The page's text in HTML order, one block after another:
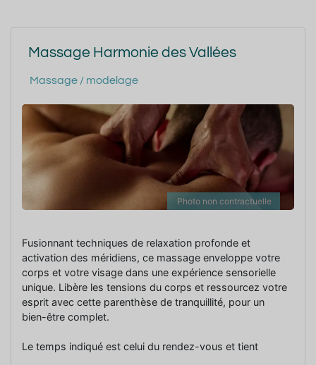
Massage Harmonie des Vallées
Massage / modelage
Photo non contractuelle
Fusionnant techniques de relaxation profonde et
activation des méridiens, ce massage enveloppe votre
corps et votre visage dans une expérience sensorielle
unique. Libère les tensions du corps et ressourcez votre
esprit avec cette parenthèse de tranquillité, pour un
bien-être complet.
Le temps indiqué est celui du rendez-vous et tient